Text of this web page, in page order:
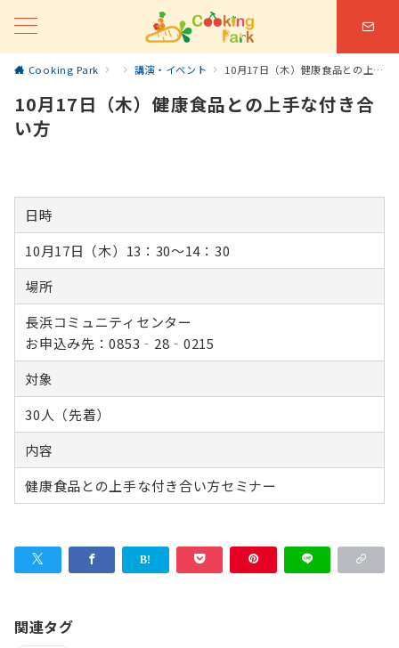
Cooking Park 講演・イベント 10月17日（木）健康食品との上手な付き合い方
10月17日（木）健康食品との上手な付き合
い方
日時
10月17日（木）13：30～14：30
場所
長浜コミュニティセンター
お申込み先：0853‐28‐0215
対象
30人（先着）
内容
健康食品との上手な付き合い方セミナー
関連タグ